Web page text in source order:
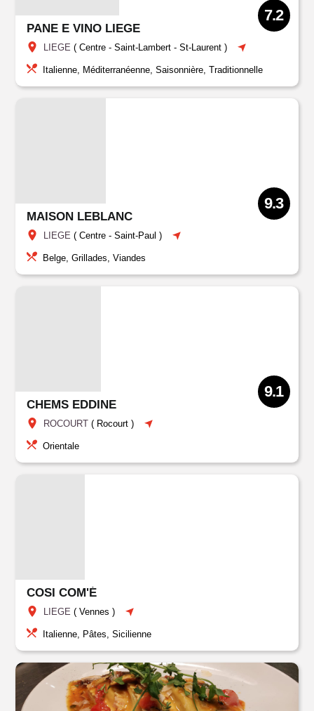
PANE E VINO LIEGE
LIEGE (Centre - Saint-Lambert - St-Laurent )
7.2
Italienne, Méditerranéenne, Saisonnière, Traditionnelle
MAISON LEBLANC
LIEGE (Centre - Saint-Paul )
9.3
Belge, Grillades, Viandes
CHEMS EDDINE
ROCOURT ( Rocourt )
9.1
Orientale
COSI COM'É
LIEGE (Vennes )
Italienne, Pâtes, Sicilienne